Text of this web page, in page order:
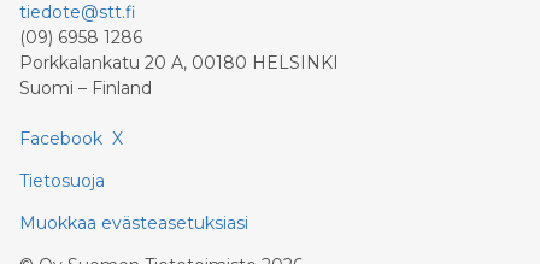
tiedote@stt.fi
(09) 6958 1286
Porkkalankatu 20 A, 00180 HELSINKI
Suomi – Finland
Facebook X
Tietosuoja
Muokkaa evästeasetuksiasi